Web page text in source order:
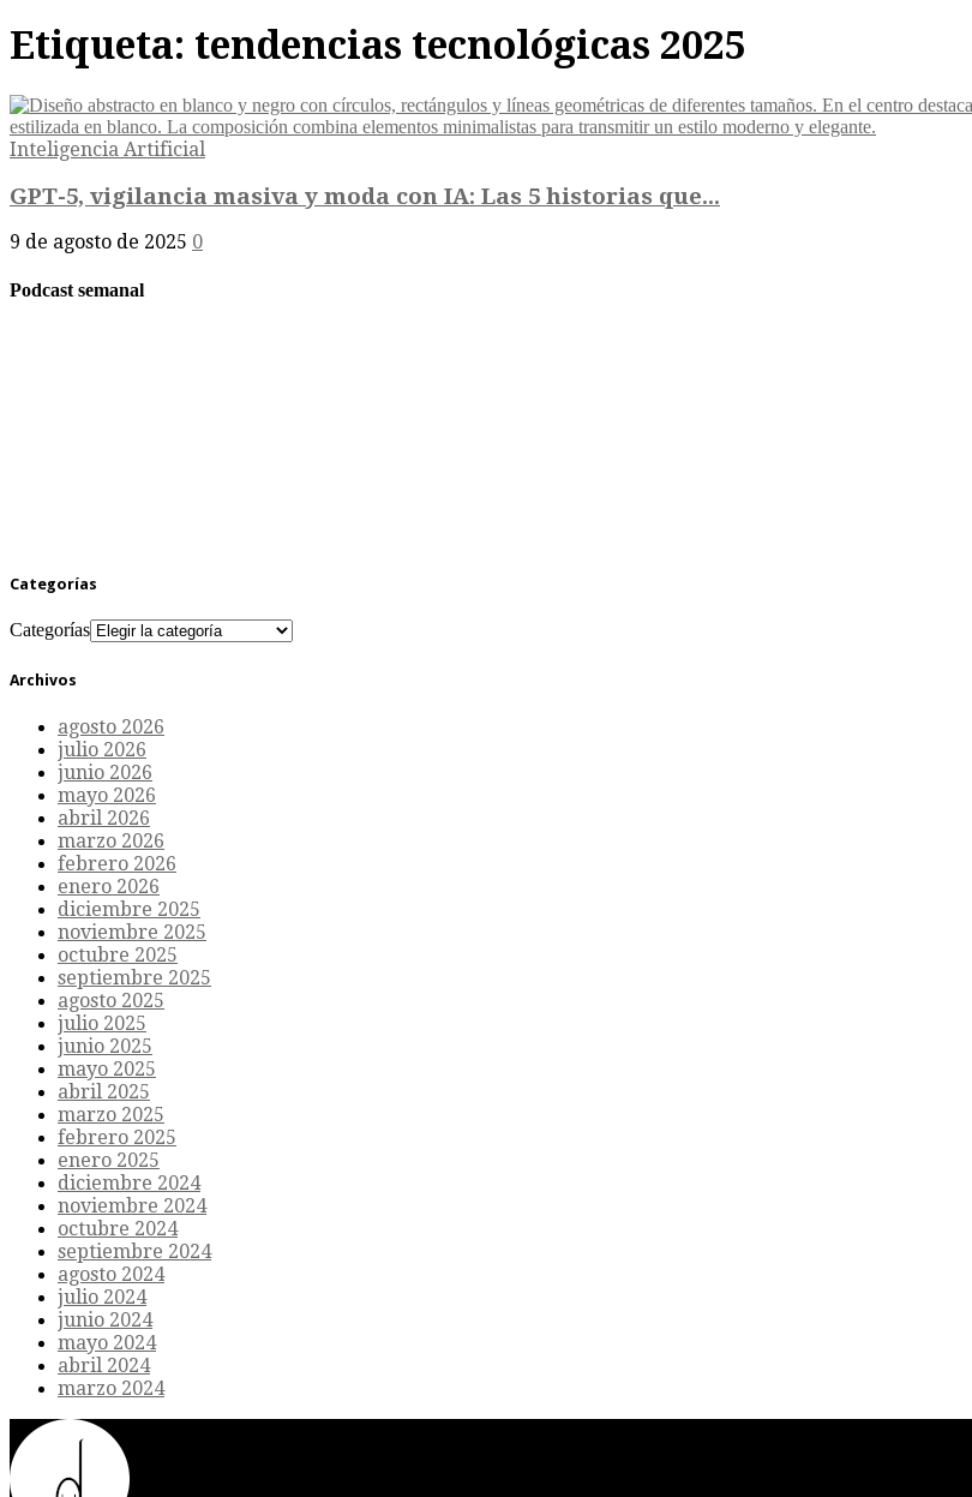
Etiqueta: tendencias tecnológicas 2025
Inteligencia Artificial
GPT-5, vigilancia masiva y moda con IA: Las 5 historias que...
9 de agosto de 2025 0
Podcast semanal
Categorías
Categorías
Archivos
agosto 2026
julio 2026
junio 2026
mayo 2026
abril 2026
marzo 2026
febrero 2026
enero 2026
diciembre 2025
noviembre 2025
octubre 2025
septiembre 2025
agosto 2025
julio 2025
junio 2025
mayo 2025
abril 2025
marzo 2025
febrero 2025
enero 2025
diciembre 2024
noviembre 2024
octubre 2024
septiembre 2024
agosto 2024
julio 2024
junio 2024
mayo 2024
abril 2024
marzo 2024